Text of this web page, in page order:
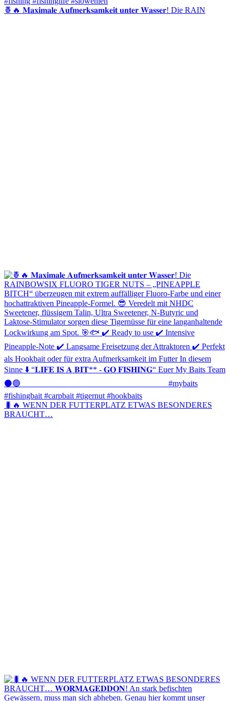
🍍🔥 𝐌𝐚𝐱𝐢𝐦𝐚𝐥𝐞 𝐀𝐮𝐟𝐦𝐞𝐫𝐤𝐬𝐚𝐦𝐤𝐞𝐢𝐭 𝐮𝐧𝐭𝐞𝐫 𝐖𝐚𝐬𝐬𝐞𝐫! Die RAIN
🐛🔥 WENN DER FUTTERPLATZ ETWAS BESONDERES
BRAUCHT…